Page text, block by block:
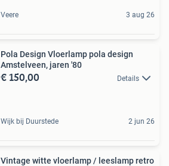
Veere 3 aug 26
Pola Design Vloerlamp pola design
Amstelveen, jaren '80
€ 150,00 Details
Wijk bij Duurstede 2 jun 26
Vintage witte vloerlamp / leeslamp retro